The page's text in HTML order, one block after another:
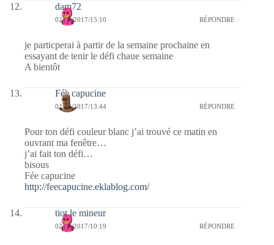
dam72
02/01/2017/15:10 RÉPONDRE
je particperai à partir de la semaine prochaine en
essayant de tenir le défi chaue semaine
A bientôt
Fée capucine
02/01/2017/13:44 RÉPONDRE
Pour ton défi couleur blanc j’ai trouvé ce matin en
ouvrant ma fenêtre…
j’ai fait ton défi…
bisous
Fée capucine
http://feecapucine.eklablog.com/
tiot le mineur
02/01/2017/10:19 RÉPONDRE